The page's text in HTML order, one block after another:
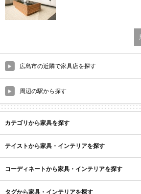
広島市の近隣で家具店を探す
周辺の駅から探す
カテゴリから家具を探す
テイストから家具・インテリアを探す
コーディネートから家具・インテリアを探す
タグから家具・インテリアを探す